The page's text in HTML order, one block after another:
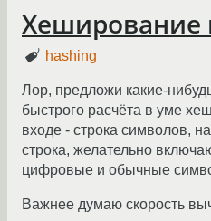
Хеширование
hashing
Лор, предложи какие-
быстрого расчёта в уме
входе - строка символов,
строка, желательно
цифровые и обычные
Важнее думаю скорость